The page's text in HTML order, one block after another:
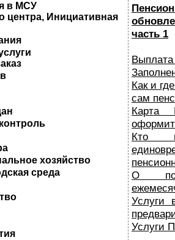
в МСУ
центра, Инициативная
хозяйство
среда
часть 1
Как и
сам
Карта
Кто
О
Услуги
Услуги